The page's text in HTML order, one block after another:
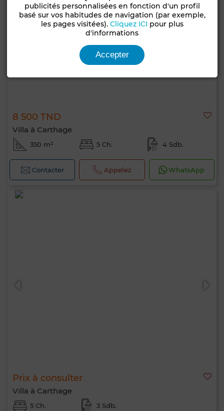
8 500 TND
Villa à Carthage
350 m² 5 Ch. 4 Sdb.
Contacter Appelez WhatsApp
Prix à consulter
Villa à Carthage
5 Ch. 3 Sdb.
publicités personnalisées en fonction d'un profil
basé sur vos habitudes de navigation (par exemple,
les pages visitées). Cliquez ICI pour plus
d'informations
Accepter